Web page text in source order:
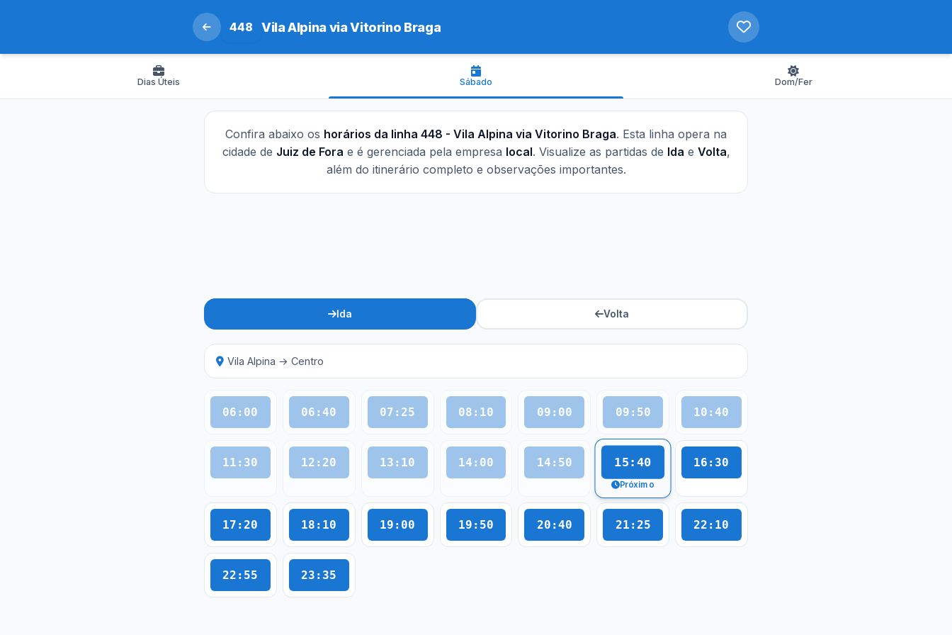
448 Vila Alpina via Vitorino Braga
Dias Úteis Sábado Dom/Fer
Confira abaixo os horários da linha 448 - Vila Alpina via Vitorino Braga. Esta linha opera na
cidade de Juiz de Fora e é gerenciada pela empresa local. Visualize as partidas de Ida e Volta,
além do itinerário completo e observações importantes.
Ida Volta
Vila Alpina → Centro
06:00 06:40 07:25 08:10 09:00 09:50 10:40
11:30 12:20 13:10 14:00 14:50 15:40
Próximo
16:30
17:20 18:10 19:00 19:50 20:40 21:25 22:10
22:55 23:35